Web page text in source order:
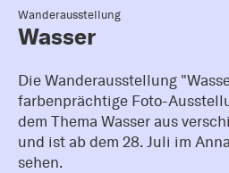
Wanderausstellung
Wasser
Die Wanderausstellung
farbenprächtige Foto-
dem Thema Wasser aus
und ist ab dem 28. Juli im
sehen.